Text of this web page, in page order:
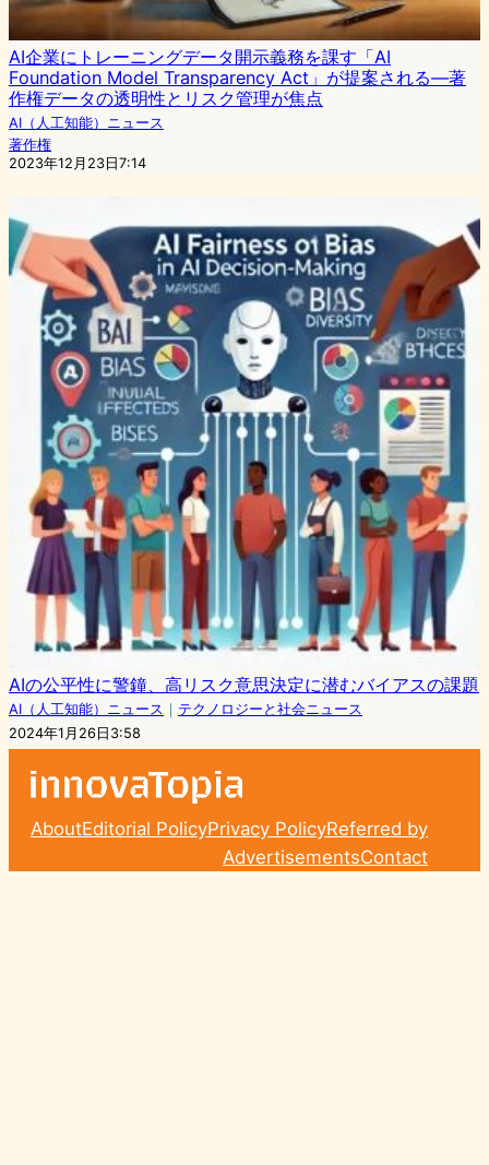
AI企業にトレーニングデータ開示義務を課す「AI
Foundation Model Transparency Act」が提案される―著
作権データの透明性とリスク管理が焦点
AI（人工知能）ニュース
著作権
2023年12月23日7:14
AIの公平性に警鐘、高リスク意思決定に潜むバイアスの課題
AI（人工知能）ニュース ｜ テクノロジーと社会ニュース
2024年1月26日3:58
AboutEditorial PolicyPrivacy PolicyReferred by
AdvertisementsContact